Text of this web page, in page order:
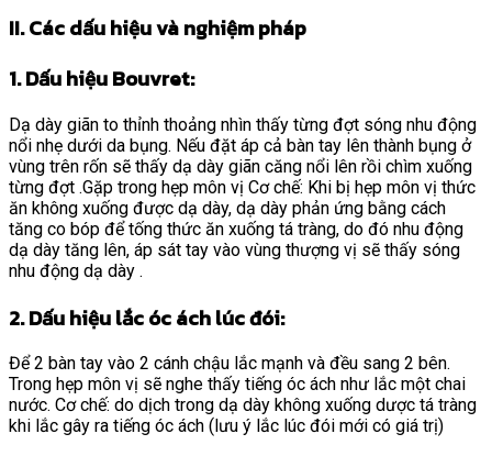
II. Các dấu hiệu và nghiệm pháp
1. Dấu hiệu Bouvret:
Dạ dày giãn to thỉnh thoảng nhìn thấy từng đợt sóng nhu động
nổi nhẹ dưới da bụng. Nếu đặt áp cả bàn tay lên thành bụng ở
vùng trên rốn sẽ thấy dạ dày giãn căng nổi lên rồi chìm xuống
từng đợt .Gặp trong hẹp môn vị Cơ chế: Khi bị hẹp môn vị thức
ăn không xuống được dạ dày, dạ dày phản ứng bằng cách
tăng co bóp để tống thức ăn xuống tá tràng, do đó nhu động
dạ dày tăng lên, áp sát tay vào vùng thượng vị sẽ thấy sóng
nhu động dạ dày .
2. Dấu hiệu lắc óc ách lúc đói:
Để 2 bàn tay vào 2 cánh chậu lắc mạnh và đều sang 2 bên.
Trong hẹp môn vị sẽ nghe thấy tiếng óc ách như lắc một chai
nước. Cơ chế: do dịch trong dạ dày không xuống dược tá tràng
khi lắc gây ra tiếng óc ách (lưu ý lắc lúc đói mới có giá trị)